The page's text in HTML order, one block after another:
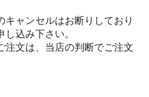
キャンセルはお断りしており
込み下さい。
注文は、当店の判断でご注文